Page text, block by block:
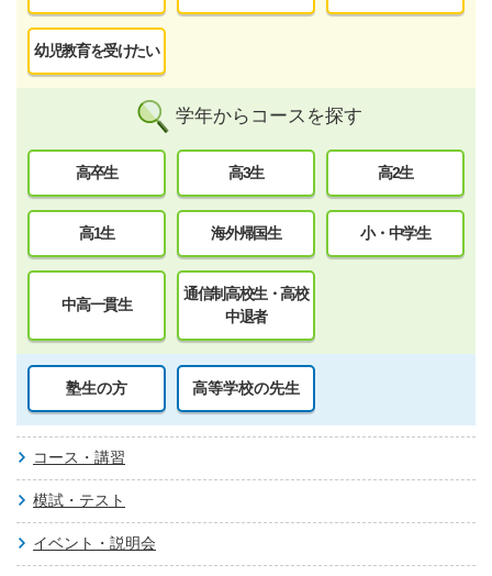
幼児教育を受けたい
学年からコースを探す
高卒生 高3生 高2生
高1生 海外帰国生 小・中学生
中高一貫生
通信制高校生・高校
中退者
塾生の方 高等学校の先生
コース・講習
模試・テスト
イベント・説明会